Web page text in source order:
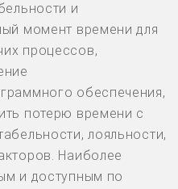
и
момент времени для
процессов,
обеспечения,
потерю времени с
лояльности,
Наиболее
и доступным по